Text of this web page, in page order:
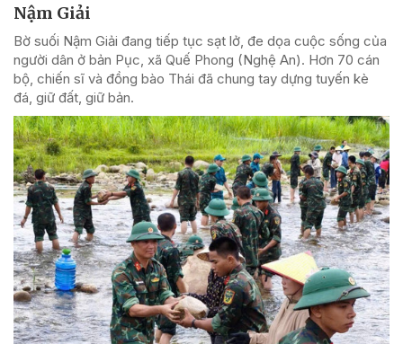
Nậm Giải
Bờ suối Nậm Giải đang tiếp tục sạt lở, đe dọa cuộc sống của
người dân ở bản Pục, xã Quế Phong (Nghệ An). Hơn 70 cán
bộ, chiến sĩ và đồng bào Thái đã chung tay dựng tuyến kè
đá, giữ đất, giữ bản.